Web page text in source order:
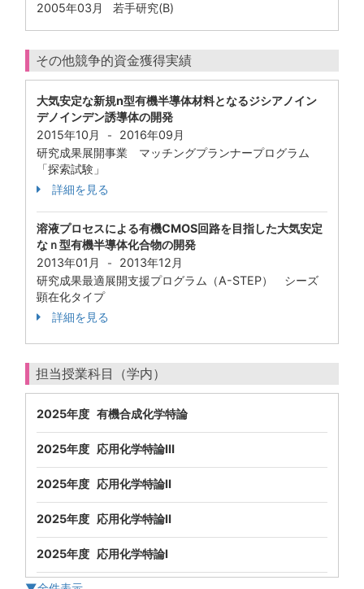
2005年03月 若手研究(B)
その他競争的資金獲得実績
大気安定な新規n型有機半導体材料となるジシアノイン
デノインデン誘導体の開発
2015年10月
-
2016年09月
研究成果展開事業 マッチングプランナープログラム
「探索試験」
詳細を見る
溶液プロセスによる有機CMOS回路を目指した大気安定
なｎ型有機半導体化合物の開発
2013年01月
-
2013年12月
研究成果最適展開支援プログラム（A-STEP） シーズ
顕在化タイプ
詳細を見る
担当授業科目（学内）
2025年度 有機合成化学特論
2025年度 応用化学特論Ⅲ
2025年度 応用化学特論Ⅱ
2025年度 応用化学特論Ⅱ
2025年度 応用化学特論Ⅰ